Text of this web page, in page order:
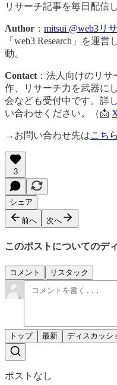
リサーチ記事を毎日配信
Author ： mitsui @web3リ
「web3 Research」を運
動。
Contact ：法人向けのリ
作、リサーチ力を武器に
会なども受付中です。詳
い合わせください。（📩
→お問い合わせ先はこちら
3
シェア
前へ 次へ
このポストについてのデ
コメント リスタック
トップ 最新 ディスカッシ
ポストなし